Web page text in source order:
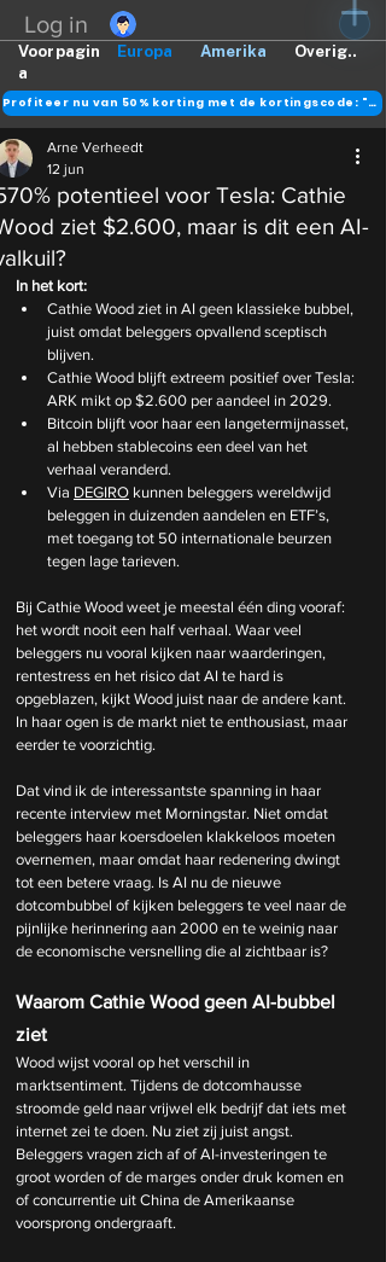
Log in
Europa Amerika Overig..
Voorpagin
a
Profiteer nu van 50% korting met de kortingscode: "DANK"
potentieel voor Tesla: Cathie
ziet $2.600, maar is dit een AI-
Arne Verheedt
12 jun
In het kort:
Cathie Wood ziet in AI geen klassieke bubbel,
juist omdat beleggers opvallend sceptisch
blijven.
Cathie Wood blijft extreem positief over Tesla:
ARK mikt op $2.600 per aandeel in 2029.
Bitcoin blijft voor haar een langetermijnasset,
al hebben stablecoins een deel van het
verhaal veranderd.
Via DEGIRO kunnen beleggers wereldwijd
beleggen in duizenden aandelen en ETF’s,
met toegang tot 50 internationale beurzen
tegen lage tarieven.
Bij Cathie Wood weet je meestal één ding vooraf:
het wordt nooit een half verhaal. Waar veel
beleggers nu vooral kijken naar waarderingen,
rentestress en het risico dat AI te hard is
opgeblazen, kijkt Wood juist naar de andere kant.
In haar ogen is de markt niet te enthousiast, maar
eerder te voorzichtig.
Dat vind ik de interessantste spanning in haar
recente interview met Morningstar. Niet omdat
beleggers haar koersdoelen klakkeloos moeten
overnemen, maar omdat haar redenering dwingt
tot een betere vraag. Is AI nu de nieuwe
dotcombubbel of kijken beleggers te veel naar de
pijnlijke herinnering aan 2000 en te weinig naar
de economische versnelling die al zichtbaar is?
Waarom Cathie Wood geen AI-bubbel
ziet
Wood wijst vooral op het verschil in
marktsentiment. Tijdens de dotcomhausse
stroomde geld naar vrijwel elk bedrijf dat iets met
internet zei te doen. Nu ziet zij juist angst.
Beleggers vragen zich af of AI-investeringen te
groot worden of de marges onder druk komen en
of concurrentie uit China de Amerikaanse
voorsprong ondergraaft.